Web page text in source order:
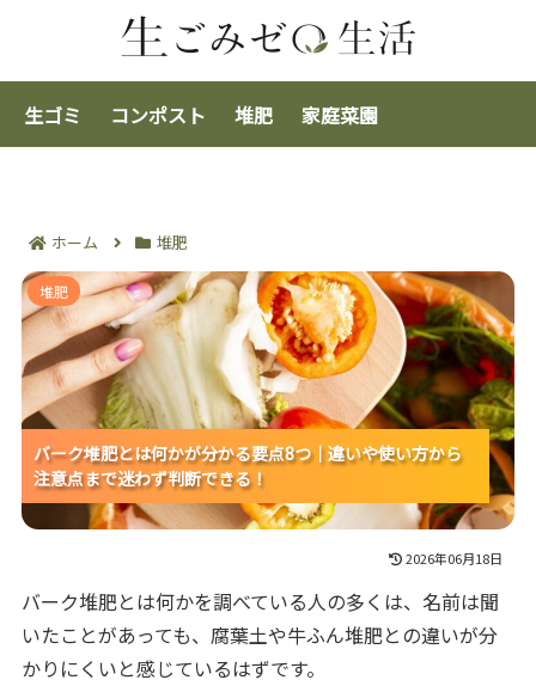
生ゴミ コンポスト 堆肥 家庭菜園
ホーム 堆肥
バーク堆肥とは何かが分かる要点8つ｜違いや使い方か
ら注意点まで迷わず判断できる！
バーク堆肥とは何かが分かる要点8つ｜違いや使い方から
注意点まで迷わず判断できる！
バーク堆肥とは何かが分かる要点8つ｜違いや使い方から
注意点まで迷わず判断できる！
バーク堆肥とは何かが分かる要点8つ｜違いや使い方から
注意点まで迷わず判断できる！
堆肥
2026年06月18日
バーク堆肥とは何かを調べている人の多くは、名前は聞
いたことがあっても、腐葉土や牛ふん堆肥との違いが分
かりにくいと感じているはずです。